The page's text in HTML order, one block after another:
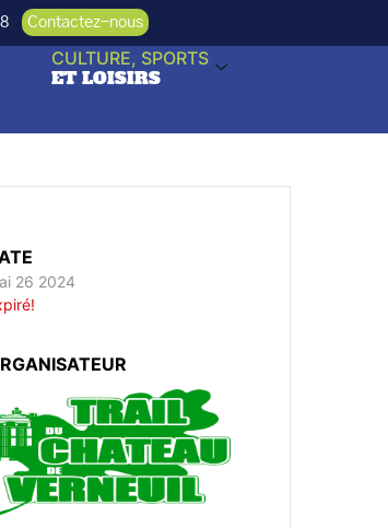
Contactez-nous
CULTURE, SPORTS
ET LOISIRS
26 2024